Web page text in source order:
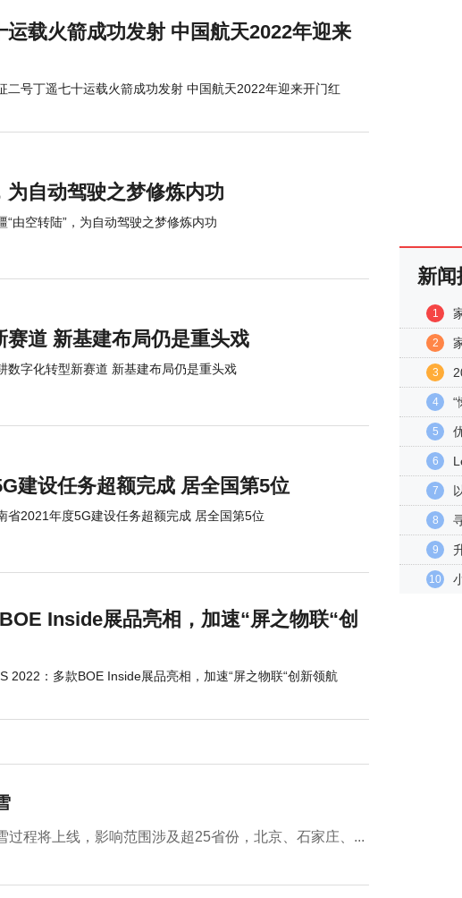
运载火箭成功发射 中国航天2022年迎来
二号丁遥七十运载火箭成功发射 中国航天2022年迎来开门红
为自动驾驶之梦修炼内功
“由空转陆”，为自动驾驶之梦修炼内功
赛道 新基建布局仍是重头戏
数字化转型新赛道 新基建布局仍是重头戏
建设任务超额完成 居全国第5位
省2021年度5G建设任务超额完成 居全国第5位
Inside展品亮相，加速“屏之物联“创
2022：多款BOE Inside展品亮相，加速“屏之物联“创新领航
程将上线，影响范围涉及超25省份，北京、石家庄、...
新闻
1
2
3
4 “
5
6
7
8
9
10